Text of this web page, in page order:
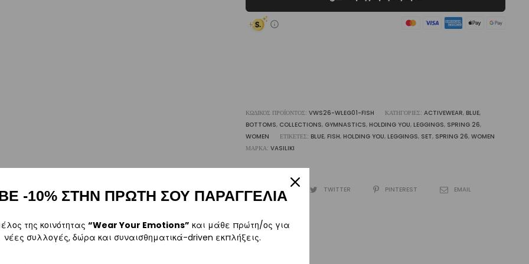
Vasiliki
ΚΩΔΙΚΌΣ ΠΡΟΪΌΝΤΟΣ: VWS26-WLEG01-FISH ΚΑΤΗΓΟΡΊΕΣ: ACTIVEWEAR, BLUE,
BOTTOMS, COLLECTIONS, GYMNASTICS, HOLDING YOU, LEGGINGS, SPRING 26,
WOMEN
ΕΤΙΚΈΤΕΣ: BLUE, FISH, HOLDING YOU, LEGGINGS, SET, SPRING 26, WOMEN
ΜΆΡΚΑ: VASILIKI
SHAREFACEBOOK TWITTER PINTEREST EMAIL
Περιγραφή Επιπλέον πληροφορίες Αξιολογήσεις 0
-10% ΣΤΗΝ ΠΡΩΤΗ ΣΟΥ ΠΑΡΑΓΓΕΛΙΑ
της κοινότητας “Wear Your Emotions” και μάθε πρώτη/ος για
νέες συλλογές, δώρα και συναισθηματικά-driven εκπλήξεις.